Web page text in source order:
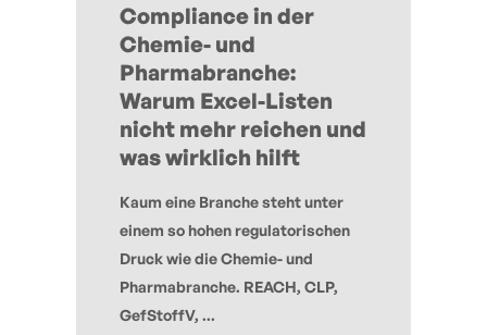
Compliance in der
Chemie- und
Pharmabranche:
Warum Excel-Listen
nicht mehr reichen und
was wirklich hilft
Kaum eine Branche steht unter
einem so hohen regulatorischen
Druck wie die Chemie- und
Pharmabranche. REACH, CLP,
GefStoffV, ...